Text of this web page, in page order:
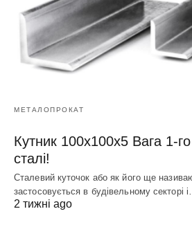
МЕТАЛОПРОКАТ
Кутник 100х100х5 Вага 1-
сталі!
Сталевий куточок або як його ще
застосовується в будівельному секторі
2 тижні ago